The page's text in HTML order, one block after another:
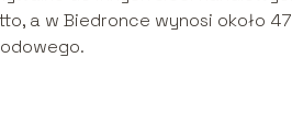
a w Biedronce wynosi około